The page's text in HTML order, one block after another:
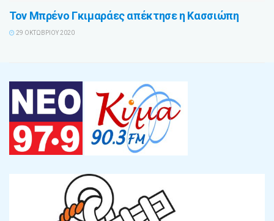
Τον Μπρένο Γκιμαράες απέκτησε η Κασσιώπη
29 ΟΚΤΩΒΡΊΟΥ 2020